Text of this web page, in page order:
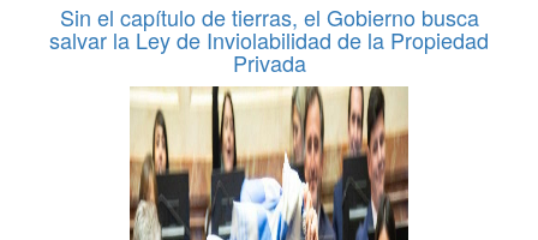
Sin el capítulo de tierras, el Gobierno busca
salvar la Ley de Inviolabilidad de la Propiedad
Privada